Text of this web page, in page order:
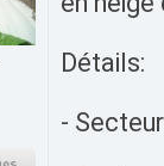
Détails:
-